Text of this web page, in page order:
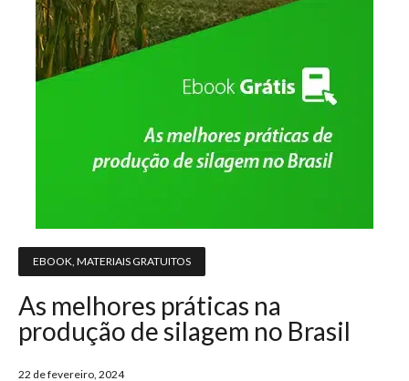
EBOOK, MATERIAIS GRATUITOS
As melhores práticas na
produção de silagem no Brasil
22 de fevereiro, 2024